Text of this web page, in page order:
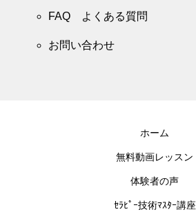
FAQ よくある質問
お問い合わせ
ホーム
無料動画レッスン
体験者の声
ｾﾗﾋﾟｰ技術ﾏｽﾀｰ講座